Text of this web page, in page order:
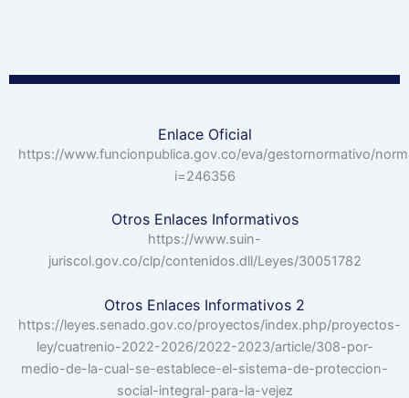
Enlace Oficial
https://www.funcionpublica.gov.co/eva/gestornormativo/
i=246356
Otros Enlaces Informativos
https://www.suin-
juriscol.gov.co/clp/contenidos.dll/Leyes/30051782
Otros Enlaces Informativos 2
https://leyes.senado.gov.co/proyectos/index.php/proyectos-
ley/cuatrenio-2022-2026/2022-2023/article/308-por-
medio-de-la-cual-se-establece-el-sistema-de-proteccion-
social-integral-para-la-vejez